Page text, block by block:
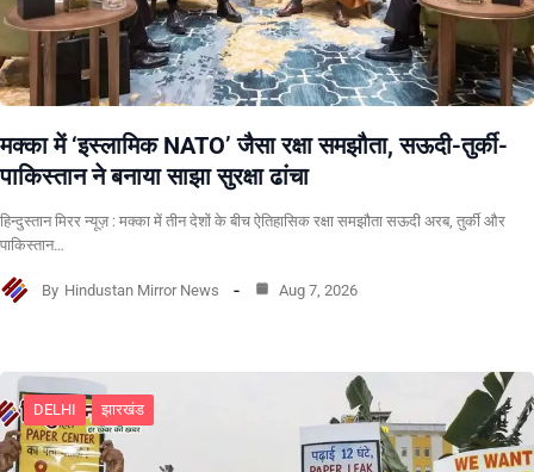
मक्का में ‘इस्लामिक NATO’ जैसा रक्षा समझौता, सऊदी-तुर्की-
पाकिस्तान ने बनाया साझा सुरक्षा ढांचा
हिन्दुस्तान मिरर न्यूज़ : मक्का में तीन देशों के बीच ऐतिहासिक रक्षा समझौता सऊदी अरब, तुर्की और
पाकिस्तान…
By Hindustan Mirror News Aug 7, 2026
DELHI झारखंड